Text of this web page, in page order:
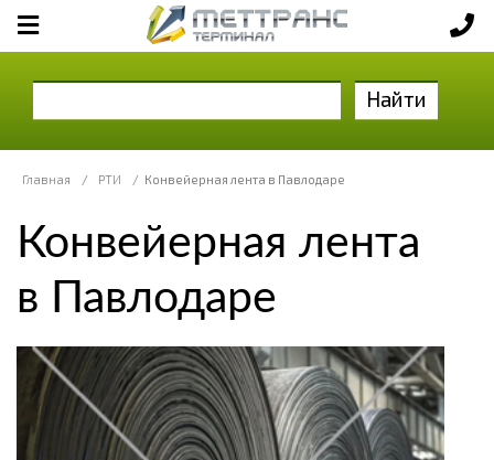
Найти
Главная / РТИ / Конвейерная лента в Павлодаре
Конвейерная лента
в Павлодаре